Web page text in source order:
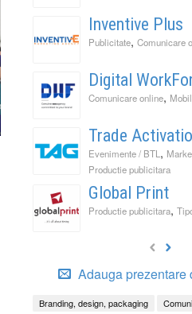
Inventive Plus
Publicitate, Comunicare
Digital
Comunicare online,
Trade
Evenimente / BTL ,
Productie publicitara
Global Print
Productie publicitara,
Adauga prezentare
Branding, design, packaging